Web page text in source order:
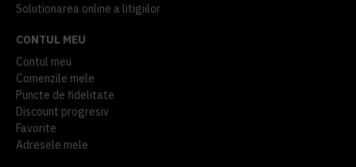
Solutionarea online a litigiilor
CONTUL MEU
Contul meu
Comenzile mele
Puncte de fidelitate
Discount progresiv
Favorite
Adresele mele